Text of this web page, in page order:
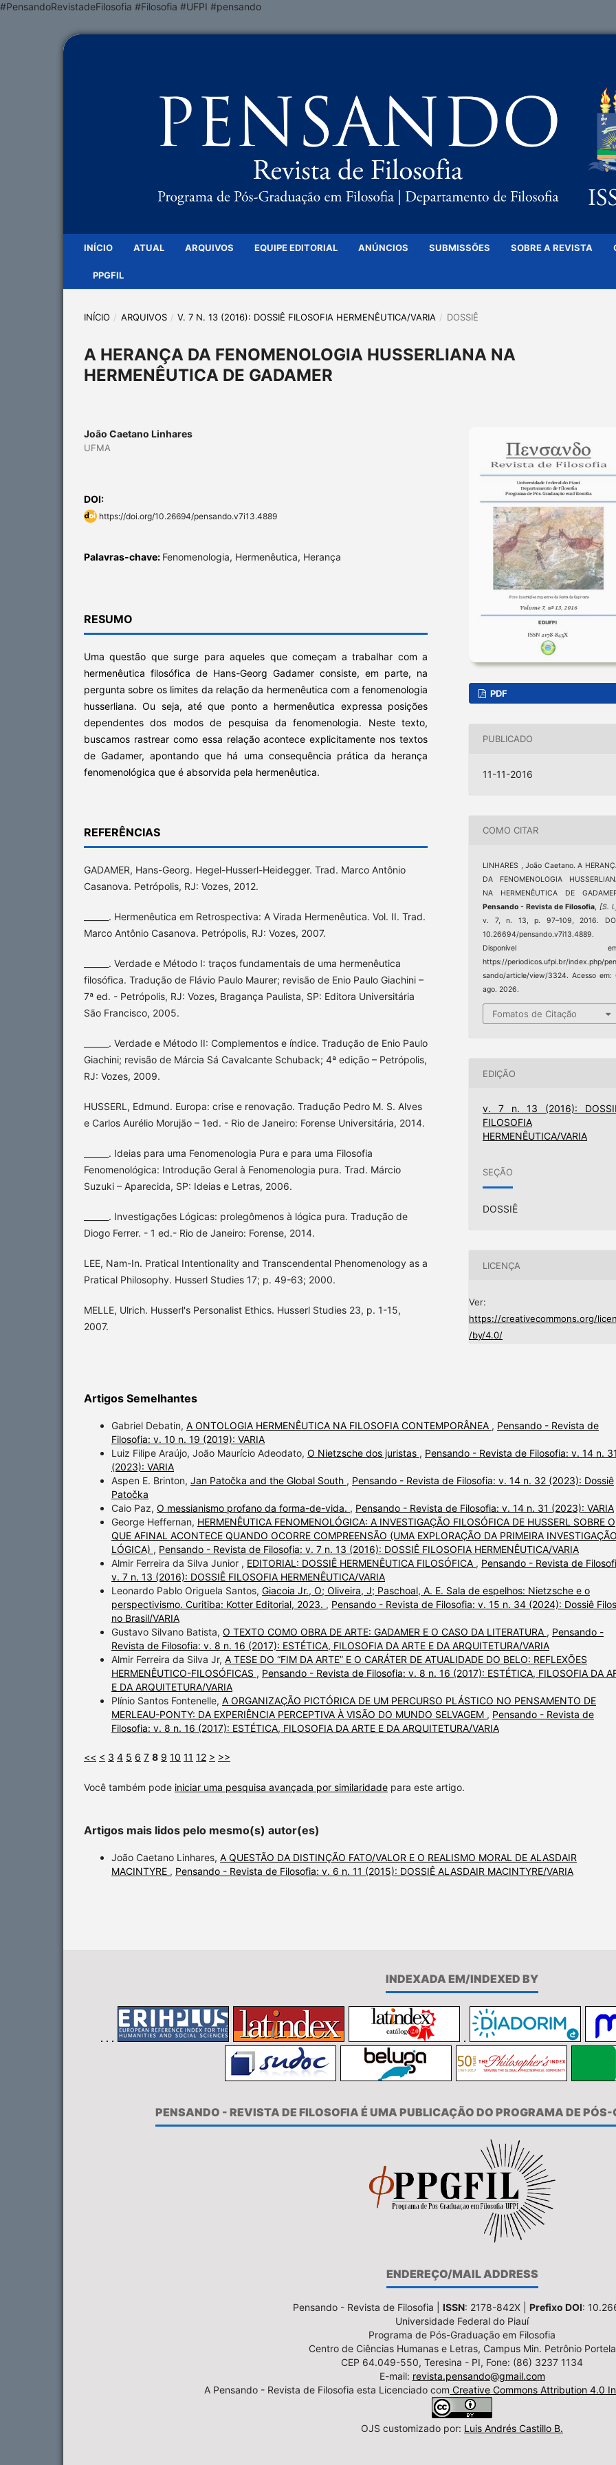
#PensandoRevistadeFilosofia #Filosofia #UFPI #pensando
INÍCIO ATUAL ARQUIVOS EQUIPE EDITORIAL ANÚNCIOS SUBMISSÕES SOBRE A REVISTA
PPGFIL
INÍCIO / ARQUIVOS / V. 7 N. 13 (2016): DOSSIÊ FILOSOFIA HERMENÊUTICA/VARIA / DOSSIÊ
A HERANÇA DA FENOMENOLOGIA HUSSERLIANA NA
HERMENÊUTICA DE GADAMER
João Caetano Linhares
UFMA
DOI:
https://doi.org/10.26694/pensando.v7i13.4889
Palavras-chave: Fenomenologia, Hermenêutica, Herança
RESUMO
Uma questão que surge para aqueles que começam a trabalhar com a
hermenêutica filosófica de Hans-Georg Gadamer consiste, em parte, na
pergunta sobre os limites da relação da hermenêutica com a fenomenologia
husserliana. Ou seja, até que ponto a hermenêutica expressa posições
dependentes dos modos de pesquisa da fenomenologia. Neste texto,
buscamos rastrear como essa relação acontece explicitamente nos textos
de Gadamer, apontando que há uma consequência prática da herança
fenomenológica que é absorvida pela hermenêutica.
REFERÊNCIAS
GADAMER, Hans-Georg. Hegel-Husserl-Heidegger. Trad. Marco Antônio
Casanova. Petrópolis, RJ: Vozes, 2012.
______. Hermenêutica em Retrospectiva: A Virada Hermenêutica. Vol. II. Trad.
Marco Antônio Casanova. Petrópolis, RJ: Vozes, 2007.
______. Verdade e Método I: traços fundamentais de uma hermenêutica
filosófica. Tradução de Flávio Paulo Maurer; revisão de Enio Paulo Giachini –
7ª ed. - Petrópolis, RJ: Vozes, Bragança Paulista, SP: Editora Universitária
São Francisco, 2005.
______. Verdade e Método II: Complementos e índice. Tradução de Enio Paulo
Giachini; revisão de Márcia Sá Cavalcante Schuback; 4ª edição – Petrópolis,
RJ: Vozes, 2009.
HUSSERL, Edmund. Europa: crise e renovação. Tradução Pedro M. S. Alves
e Carlos Aurélio Morujão – 1ed. - Rio de Janeiro: Forense Universitária, 2014.
______. Ideias para uma Fenomenologia Pura e para uma Filosofia
Fenomenológica: Introdução Geral à Fenomenologia pura. Trad. Márcio
Suzuki – Aparecida, SP: Ideias e Letras, 2006.
______. Investigações Lógicas: prolegômenos à lógica pura. Tradução de
Diogo Ferrer. - 1 ed.- Rio de Janeiro: Forense, 2014.
LEE, Nam-In. Pratical Intentionality and Transcendental Phenomenology as a
Pratical Philosophy. Husserl Studies 17; p. 49-63; 2000.
MELLE, Ulrich. Husserl's Personalist Ethics. Husserl Studies 23, p. 1-15,
2007.
PDF
PUBLICADO
11-11-2016
COMO CITAR
LINHARES , João Caetano. A
DA FENOMENOLOGIA
NA HERMENÊUTICA DE
Pensando - Revista de Filosofia, [S.
v. 7, n. 13, p. 97–109, 2016.
10.26694/pensando.v7i13.4889.
Disponível
https://periodicos.ufpi.br/index.php/pen
sando/article/view/3324. Acesso em:
ago. 2026.
Fomatos de Citação
EDIÇÃO
v. 7 n. 13 (2016):
FILOSOFIA
HERMENÊUTICA/VARIA
SEÇÃO
DOSSIÊ
LICENÇA
Ver:
https://creativecommons.org/
/by/4.0/
Artigos Semelhantes
Gabriel Debatin, A ONTOLOGIA HERMENÊUTICA NA FILOSOFIA CONTEMPORÂNEA , Pensando - Revista de
Filosofia: v. 10 n. 19 (2019): VARIA
Luiz Filipe Araújo, João Maurício Adeodato, O Nietzsche dos juristas , Pensando - Revista de Filosofia: v. 14 n. 31
(2023): VARIA
Aspen E. Brinton, Jan Patočka and the Global South , Pensando - Revista de Filosofia: v. 14 n. 32 (2023): Dossiê
Patočka
Caio Paz, O messianismo profano da forma-de-vida. , Pensando - Revista de Filosofia: v. 14 n. 31 (2023): VARIA
George Heffernan, HERMENÊUTICA FENOMENOLÓGICA: A INVESTIGAÇÃO FILOSÓFICA DE HUSSERL SOBRE O
QUE AFINAL ACONTECE QUANDO OCORRE COMPREENSÃO (UMA EXPLORAÇÃO DA PRIMEIRA INVESTIGAÇÃO
LÓGICA) , Pensando - Revista de Filosofia: v. 7 n. 13 (2016): DOSSIÊ FILOSOFIA HERMENÊUTICA/VARIA
Almir Ferreira da Silva Junior , EDITORIAL: DOSSIÊ HERMENÊUTICA FILOSÓFICA , Pensando - Revista de
v. 7 n. 13 (2016): DOSSIÊ FILOSOFIA HERMENÊUTICA/VARIA
Leonardo Pablo Origuela Santos, Giacoia Jr., O; Oliveira, J; Paschoal, A. E. Sala de espelhos: Nietzsche e o
perspectivismo. Curitiba: Kotter Editorial, 2023. , Pensando - Revista de Filosofia: v. 15 n. 34 (2024): Dossiê
no Brasil/VARIA
Gustavo Silvano Batista, O TEXTO COMO OBRA DE ARTE: GADAMER E O CASO DA LITERATURA , Pensando -
Revista de Filosofia: v. 8 n. 16 (2017): ESTÉTICA, FILOSOFIA DA ARTE E DA ARQUITETURA/VARIA
Almir Ferreira da Silva Jr, A TESE DO “FIM DA ARTE” E O CARÁTER DE ATUALIDADE DO BELO: REFLEXÕES
HERMENÊUTICO-FILOSÓFICAS , Pensando - Revista de Filosofia: v. 8 n. 16 (2017): ESTÉTICA, FILOSOFIA DA
E DA ARQUITETURA/VARIA
Plínio Santos Fontenelle, A ORGANIZAÇÃO PICTÓRICA DE UM PERCURSO PLÁSTICO NO PENSAMENTO DE
MERLEAU-PONTY: DA EXPERIÊNCIA PERCEPTIVA À VISÃO DO MUNDO SELVAGEM , Pensando - Revista de
Filosofia: v. 8 n. 16 (2017): ESTÉTICA, FILOSOFIA DA ARTE E DA ARQUITETURA/VARIA
<< < 3 4 5 6 7 8 9 10 11 12 > >>
Você também pode iniciar uma pesquisa avançada por similaridade para este artigo.
Artigos mais lidos pelo mesmo(s) autor(es)
João Caetano Linhares, A QUESTÃO DA DISTINÇÃO FATO/VALOR E O REALISMO MORAL DE ALASDAIR
MACINTYRE , Pensando - Revista de Filosofia: v. 6 n. 11 (2015): DOSSIÊ ALASDAIR MACINTYRE/VARIA
INDEXADA EM/INDEXED BY
PENSANDO - REVISTA DE FILOSOFIA É UMA PUBLICAÇÃO DO PROGRAMA DE
ENDEREÇO/MAIL ADDRESS
Pensando - Revista de Filosofia | ISSN: 2178-842X | Prefixo DOI:
Universidade Federal do Piauí
Programa de Pós-Graduação em Filosofia
Centro de Ciências Humanas e Letras, Campus Min. Petrônio Portela
CEP 64.049-550, Teresina - PI, Fone: (86) 3237 1134
E-mail: revista.pensando@gmail.com
A Pensando - Revista de Filosofia esta Licenciado com Creative Commons Attribution 4.0
OJS customizado por: Luis Andrés Castillo B.